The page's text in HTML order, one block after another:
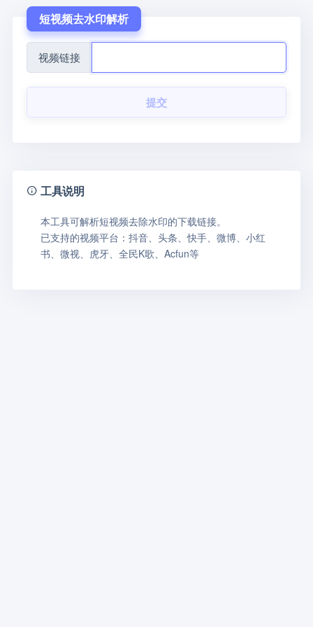
短视频去水印解析
视频链接
提交
工具说明
本工具可解析短视频去除水印的下载链接。
已支持的视频平台：抖音、头条、快手、微博、小红
书、微视、虎牙、全民K歌、Acfun等